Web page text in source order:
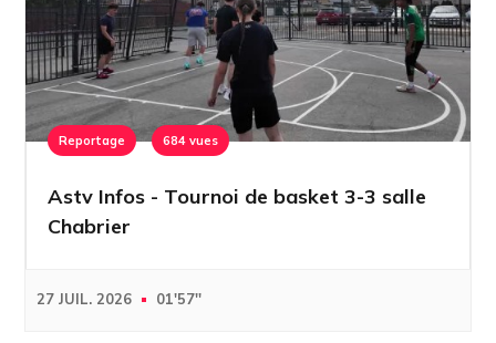
Reportage 684 vues
Astv Infos - Tournoi de basket 3-3 salle
Chabrier
27 JUIL. 2026 01'57''